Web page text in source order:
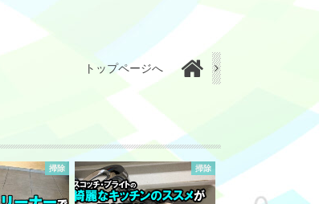
トップページへ
掃除 掃除